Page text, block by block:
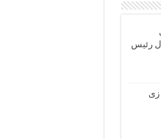
رئيس
زى